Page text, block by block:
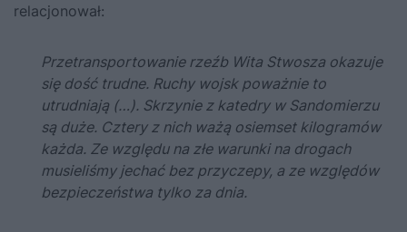
relacjonował:
Przetransportowanie rzeźb Wita Stwosza okazuje
się dość trudne. Ruchy wojsk poważnie to
utrudniają (…). Skrzynie z katedry w Sandomierzu
są duże. Cztery z nich ważą osiemset kilogramów
każda. Ze względu na złe warunki na drogach
musieliśmy jechać bez przyczepy, a ze względów
bezpieczeństwa tylko za dnia.